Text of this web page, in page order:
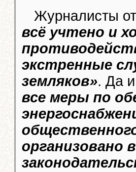
Журналисты
всё учтено и
экстренные
земляков». Да
все меры по
организовано